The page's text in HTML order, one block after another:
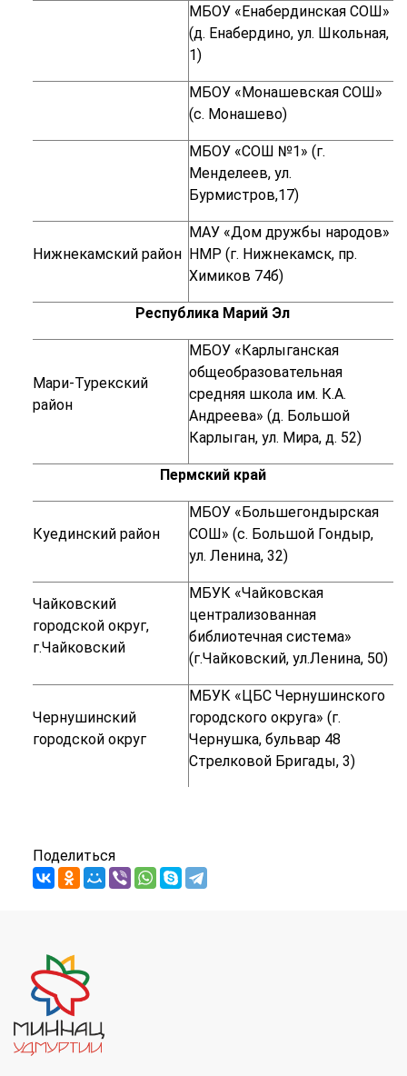
МБОУ «Енабердинская СОШ»
(д. Енабердино, ул. Школьная,
1)
МБОУ «Монашевская СОШ»
(с. Монашево)
МБОУ «СОШ №1» (г.
Менделеев, ул.
Бурмистров,17)
Нижнекамский район
МАУ «Дом дружбы народов»
НМР (г. Нижнекамск, пр.
Химиков 74б)
Республика Марий Эл
Мари-Турекский
район
МБОУ «Карлыганская
общеобразовательная
средняя школа им. К.А.
Андреева» (д. Большой
Карлыган, ул. Мира, д. 52)
Пермский край
Куединский район
МБОУ «Большегондырская
СОШ» (с. Большой Гондыр,
ул. Ленина, 32)
Чайковский
городской округ,
г.Чайковский
МБУК «Чайковская
централизованная
библиотечная система»
(г.Чайковский, ул.Ленина, 50)
Чернушинский
городской округ
МБУК «ЦБС Чернушинского
городского округа» (г.
Чернушка, бульвар 48
Стрелковой Бригады, 3)
Поделиться